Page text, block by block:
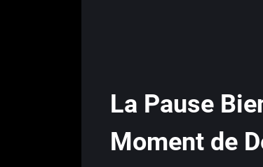
La Pause
Moment de